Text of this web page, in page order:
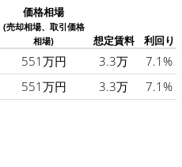
価格相場
(売却相場、取引価格
相場)
想定賃料 利回り
551万円 3.3万
7.1%
551万円 3.3万 7.1%